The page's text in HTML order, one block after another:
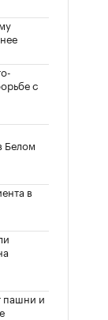
с
Белом
в
пашни и